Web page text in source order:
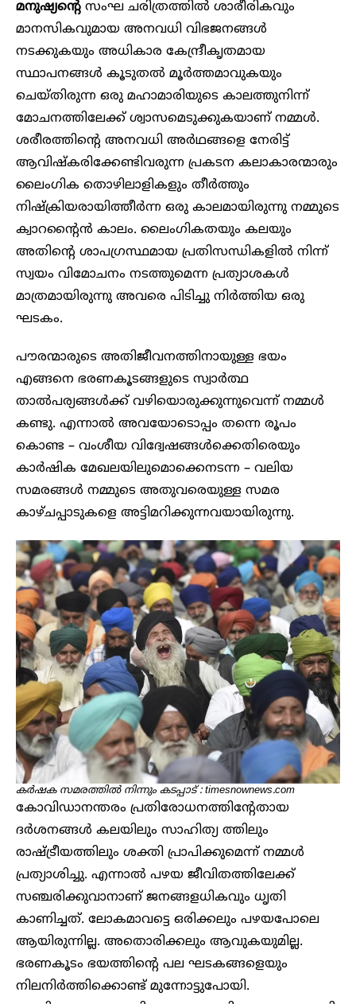
മനുഷ്യന്റെ സംഘ ചരിത്രത്തിൽ ശാരീരികവും
മാനസികവുമായ അനവധി വിഭജനങ്ങൾ
നടക്കുകയും അധികാര കേന്ദ്രീകൃതമായ
സ്ഥാപനങ്ങൾ കൂടുതൽ മൂർത്തമാവുകയും
ചെയ്തിരുന്ന ഒരു മഹാമാരിയുടെ കാലത്തുനിന്ന്
മോചനത്തിലേക്ക് ശ്വാസമെടുക്കുകയാണ് നമ്മൾ.
ശരീരത്തിന്റെ അനവധി അർഥങ്ങളെ നേരിട്ട്
ആവിഷ്കരിക്കേണ്ടിവരുന്ന പ്രകടന കലാകാരന്മാരും
ലൈംഗിക തൊഴിലാളികളും തീർത്തും
നിഷ്ക്രിയരായിത്തീർന്ന ഒരു കാലമായിരുന്നു നമ്മുടെ
ക്വാറന്റൈൻ കാലം. ലൈംഗികതയും കലയും
അതിന്റെ ശാപഗ്രസ്ഥമായ പ്രതിസന്ധികളിൽ നിന്ന്
സ്വയം വിമോചനം നടത്തുമെന്ന പ്രത്യാശകൾ
മാത്രമായിരുന്നു അവരെ പിടിച്ചു നിർത്തിയ ഒരു
ഘടകം.
പൗരന്മാരുടെ അതിജീവനത്തിനായുള്ള ഭയം
എങ്ങനെ ഭരണകൂടങ്ങളുടെ സ്വാർത്ഥ
താൽപര്യങ്ങൾക്ക് വഴിയൊരുക്കുന്നുവെന്ന് നമ്മൾ
കണ്ടു. എന്നാൽ അവയോടൊപ്പം തന്നെ രൂപം
കൊണ്ട – വംശീയ വിദ്വേഷങ്ങൾക്കെതിരെയും
കാർഷിക മേഖലയിലുമൊക്കെനടന്ന – വലിയ
സമരങ്ങൾ നമ്മുടെ അതുവരെയുള്ള സമര
കാഴ്ചപ്പാടുകളെ അട്ടിമറിക്കുന്നവയായിരുന്നു.
കർഷക സമരത്തിൽ നിന്നും കടപ്പാട് : timesnownews.com
കോവിഡാനന്തരം പ്രതിരോധനത്തിന്റേതായ
ദർശനങ്ങൾ കലയിലും സാഹിത്യ ത്തിലും
രാഷ്ട്രീയത്തിലും ശക്തി പ്രാപിക്കുമെന്ന് നമ്മൾ
പ്രത്യാശിച്ചു. എന്നാൽ പഴയ ജീവിതത്തിലേക്ക്
സഞ്ചരിക്കുവാനാണ് ജനങ്ങളധികവും ധൃതി
കാണിച്ചത്. ലോകമാവട്ടെ ഒരിക്കലും പഴയപോലെ
ആയിരുന്നില്ല. അതൊരിക്കലും ആവുകയുമില്ല.
ഭരണകൂടം ഭയത്തിന്റെ പല ഘടകങ്ങളെയും
നിലനിർത്തിക്കൊണ്ട് മുന്നോട്ടുപോയി.